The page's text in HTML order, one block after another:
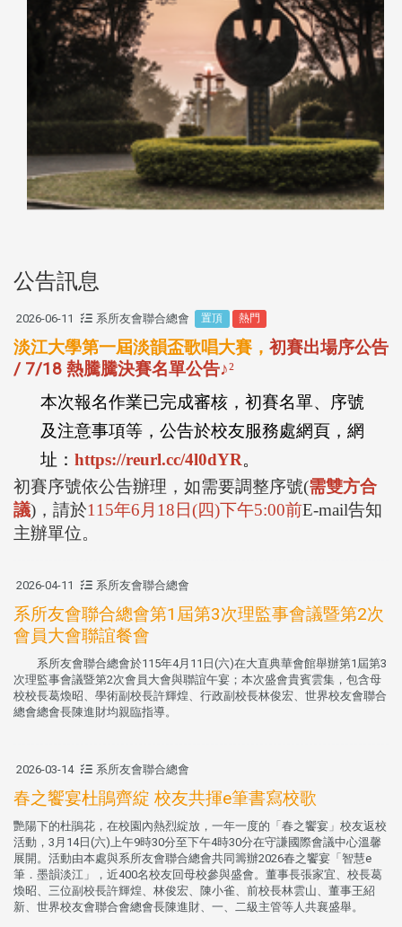
公告訊息
2026-06-11 系所友會聯合總會 置頂 熱門
淡江大學第一屆淡韻盃歌唱大賽， 初賽出場序公告
/ 7/18 熱騰騰決賽名單公告♪²
本次報名作業已完成審核，初賽名單、序號
及注意事項等，公告於校友服務處網頁，網
址： https://reurl.cc/4l0dYR。
初賽序號依公告辦理，如需要調整序號(需雙方合
議) ，請於115年6 月 18日(四)下午5:00前E-mail告知
主辦單位。
2026-04-11 系所友會聯合總會
系所友會聯合總會第1屆第3次理監事會議暨第2次
會員大會聯誼餐會
系所友會聯合總會於115年4月11日(六)在大直典華會館舉辦第1屆第3
次理監事會議暨第2次會員大會與聯誼午宴；本次盛會貴賓雲集，包含母
校校長葛煥昭、學術副校長許輝煌、行政副校長林俊宏、世界校友會聯合
總會總會長陳進財均親臨指導。
2026-03-14 系所友會聯合總會
春之饗宴杜鵑齊綻 校友共揮e筆書寫校歌
艷陽下的杜鵑花，在校園內熱烈綻放，一年一度的「春之饗宴」校友返校
活動，3月14日(六)上午9時30分至下午4時30分在守謙國際會議中心溫馨
展開。活動由本處與系所友會聯合總會共同籌辦2026春之饗宴「智慧e
筆．墨韻淡江」，近400名校友回母校參與盛會。董事長張家宜、校長葛
煥昭、三位副校長許輝煌、林俊宏、陳小雀、前校長林雲山、董事王紹
新、世界校友會聯合會總會長陳進財、一、二級主管等人共襄盛舉。